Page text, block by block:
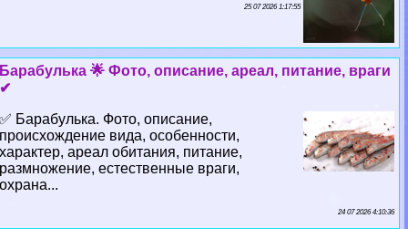
25 07 2026 1:17:55
Баpaбулька 🌟 Фото, описание, ареал, питание, враги
✔
✅ Баpaбулька. Фото, описание,
происхождение вида, особенности,
хаpaктер, ареал обитания, питание,
размножение, естественные враги,
охрана...
24 07 2026 4:10:36